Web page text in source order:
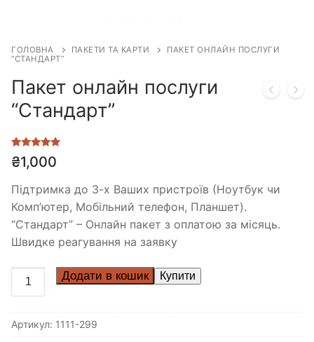
ГОЛОВНА ПАКЕТИ ТА КАРТИ
ПАКЕТ ОНЛАЙН ПОСЛУГИ
“СТАНДАРТ”
Пакет онлайн послуги
“Стандарт”
Рейтинг
5.00з 5 на
опитування
1
покупця
₴1,000
Підтримка до 3-х Ваших пристроїв (Ноутбук чи
Комп’ютер, Мобільний телефон, Планшет).
“Стандарт” – Онлайн пакет з оплатою за місяць.
Швидке реагування на заявку
Додати в кошик
Артикул: 1111-299